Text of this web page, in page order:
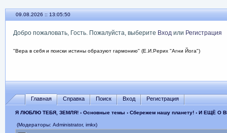
09.08.2026 :: 13:05:51
Добро пожаловать, Гость. Пожалуйста, выберите Входили Регистрация
"Вера в себя и поиски истины образуют гармонию" (Е.И.Рерих "Агни Йога")
Главная Справка Поиск Вход Регистрация
Я ЛЮБЛЮ ТЕБЯ, ЗЕМЛЯ!› Основные темы › Сбережем нашу планету!› И ЕЩЁ О
(Модераторы: Administrator, imkx)